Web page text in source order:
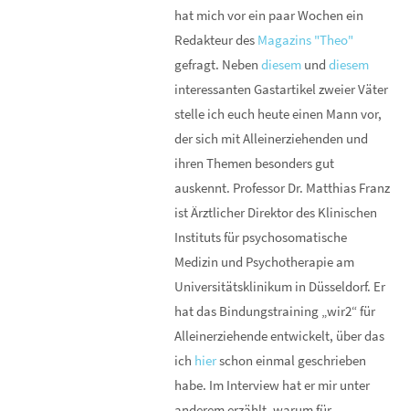
hat mich vor ein paar Wochen ein
Redakteur des Magazins "Theo"
gefragt. Nebendiesem unddiesem
interessanten Gastartikel zweier Väter
stelle ich euch heute einen Mann vor,
der sich mit Alleinerziehenden und
ihren Themen besonders gut
auskennt. Professor Dr. Matthias Franz
ist Ärztlicher Direktor des Klinischen
Instituts für psychosomatische
Medizin und Psychotherapie am
Universitätsklinikum in Düsseldorf. Er
hat das Bindungstraining „wir2“ für
Alleinerziehende entwickelt, über das
ich hierschon einmal geschrieben
habe. Im Interview hat er mir unter